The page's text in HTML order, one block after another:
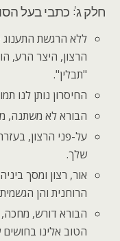
חלק ג': כתבי בעל
ללא הרגשת התענוג
הרצון, היצר הרע,
"תבלין".
החיסרון נותן לנו
הבורא לא משתנה,
על-פני הרצון,
שלך.
אור, רצון ומסך
הרוחנית והן
הבורא דורש,
הטוב אלינו